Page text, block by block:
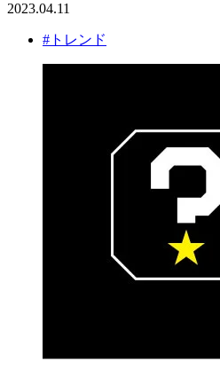
2023.04.11
#トレンド